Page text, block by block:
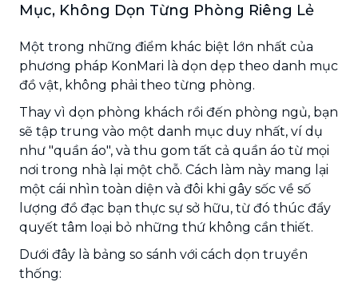
Mục, Không Dọn Từng Phòng Riêng Lẻ
Một trong những điểm khác biệt lớn nhất của
phương pháp KonMari là dọn dẹp theo danh mục
đồ vật, không phải theo từng phòng.
Thay vì dọn phòng khách rồi đến phòng ngủ, bạn
sẽ tập trung vào một danh mục duy nhất, ví dụ
như "quần áo", và thu gom tất cả quần áo từ mọi
nơi trong nhà lại một chỗ. Cách làm này mang lại
một cái nhìn toàn diện và đôi khi gây sốc về số
lượng đồ đạc bạn thực sự sở hữu, từ đó thúc đẩy
quyết tâm loại bỏ những thứ không cần thiết.
Dưới đây là bảng so sánh với cách dọn truyền
thống: